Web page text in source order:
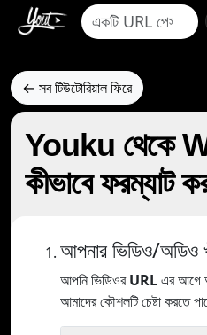
← সব টিউটোরিয়াল ফিরে
Youku থেকে
কীভাবে ফরম্যাট
আপনার ভিডিও/
আপনি ভিডিওরURLএর আগে
আমাদের কৌশলটি চেষ্টা করতে